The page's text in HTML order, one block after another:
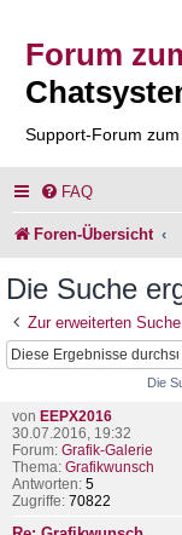
Forum
Support-Forum
FAQ
Foren-Übersicht
Die Suche
Zur erweiterten Suche
Die
von EEPX2016
30.07.2016, 19:32
Forum: Grafik-Galerie
Thema: Grafikwunsch
Antworten: 5
Zugriffe: 70822